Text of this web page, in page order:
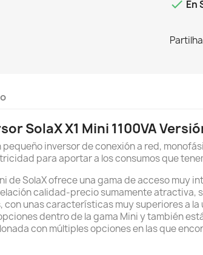
 En
SolaX X1 Mini 1100VA
pequeño inversor de conexión a red,
para aportar a los consumos que
de SolaX ofrece una gama de acceso
calidad-precio sumamente
unas características muy superiores a
dentro de la gama Mini y también
con múltiples opciones en las que